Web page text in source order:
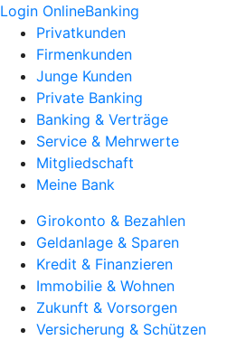
Login OnlineBanking
Privatkunden
Firmenkunden
Junge Kunden
Private Banking
Banking & Verträge
Service & Mehrwerte
Mitgliedschaft
Meine Bank
Girokonto & Bezahlen
Geldanlage & Sparen
Kredit & Finanzieren
Immobilie & Wohnen
Zukunft & Vorsorgen
Versicherung & Schützen